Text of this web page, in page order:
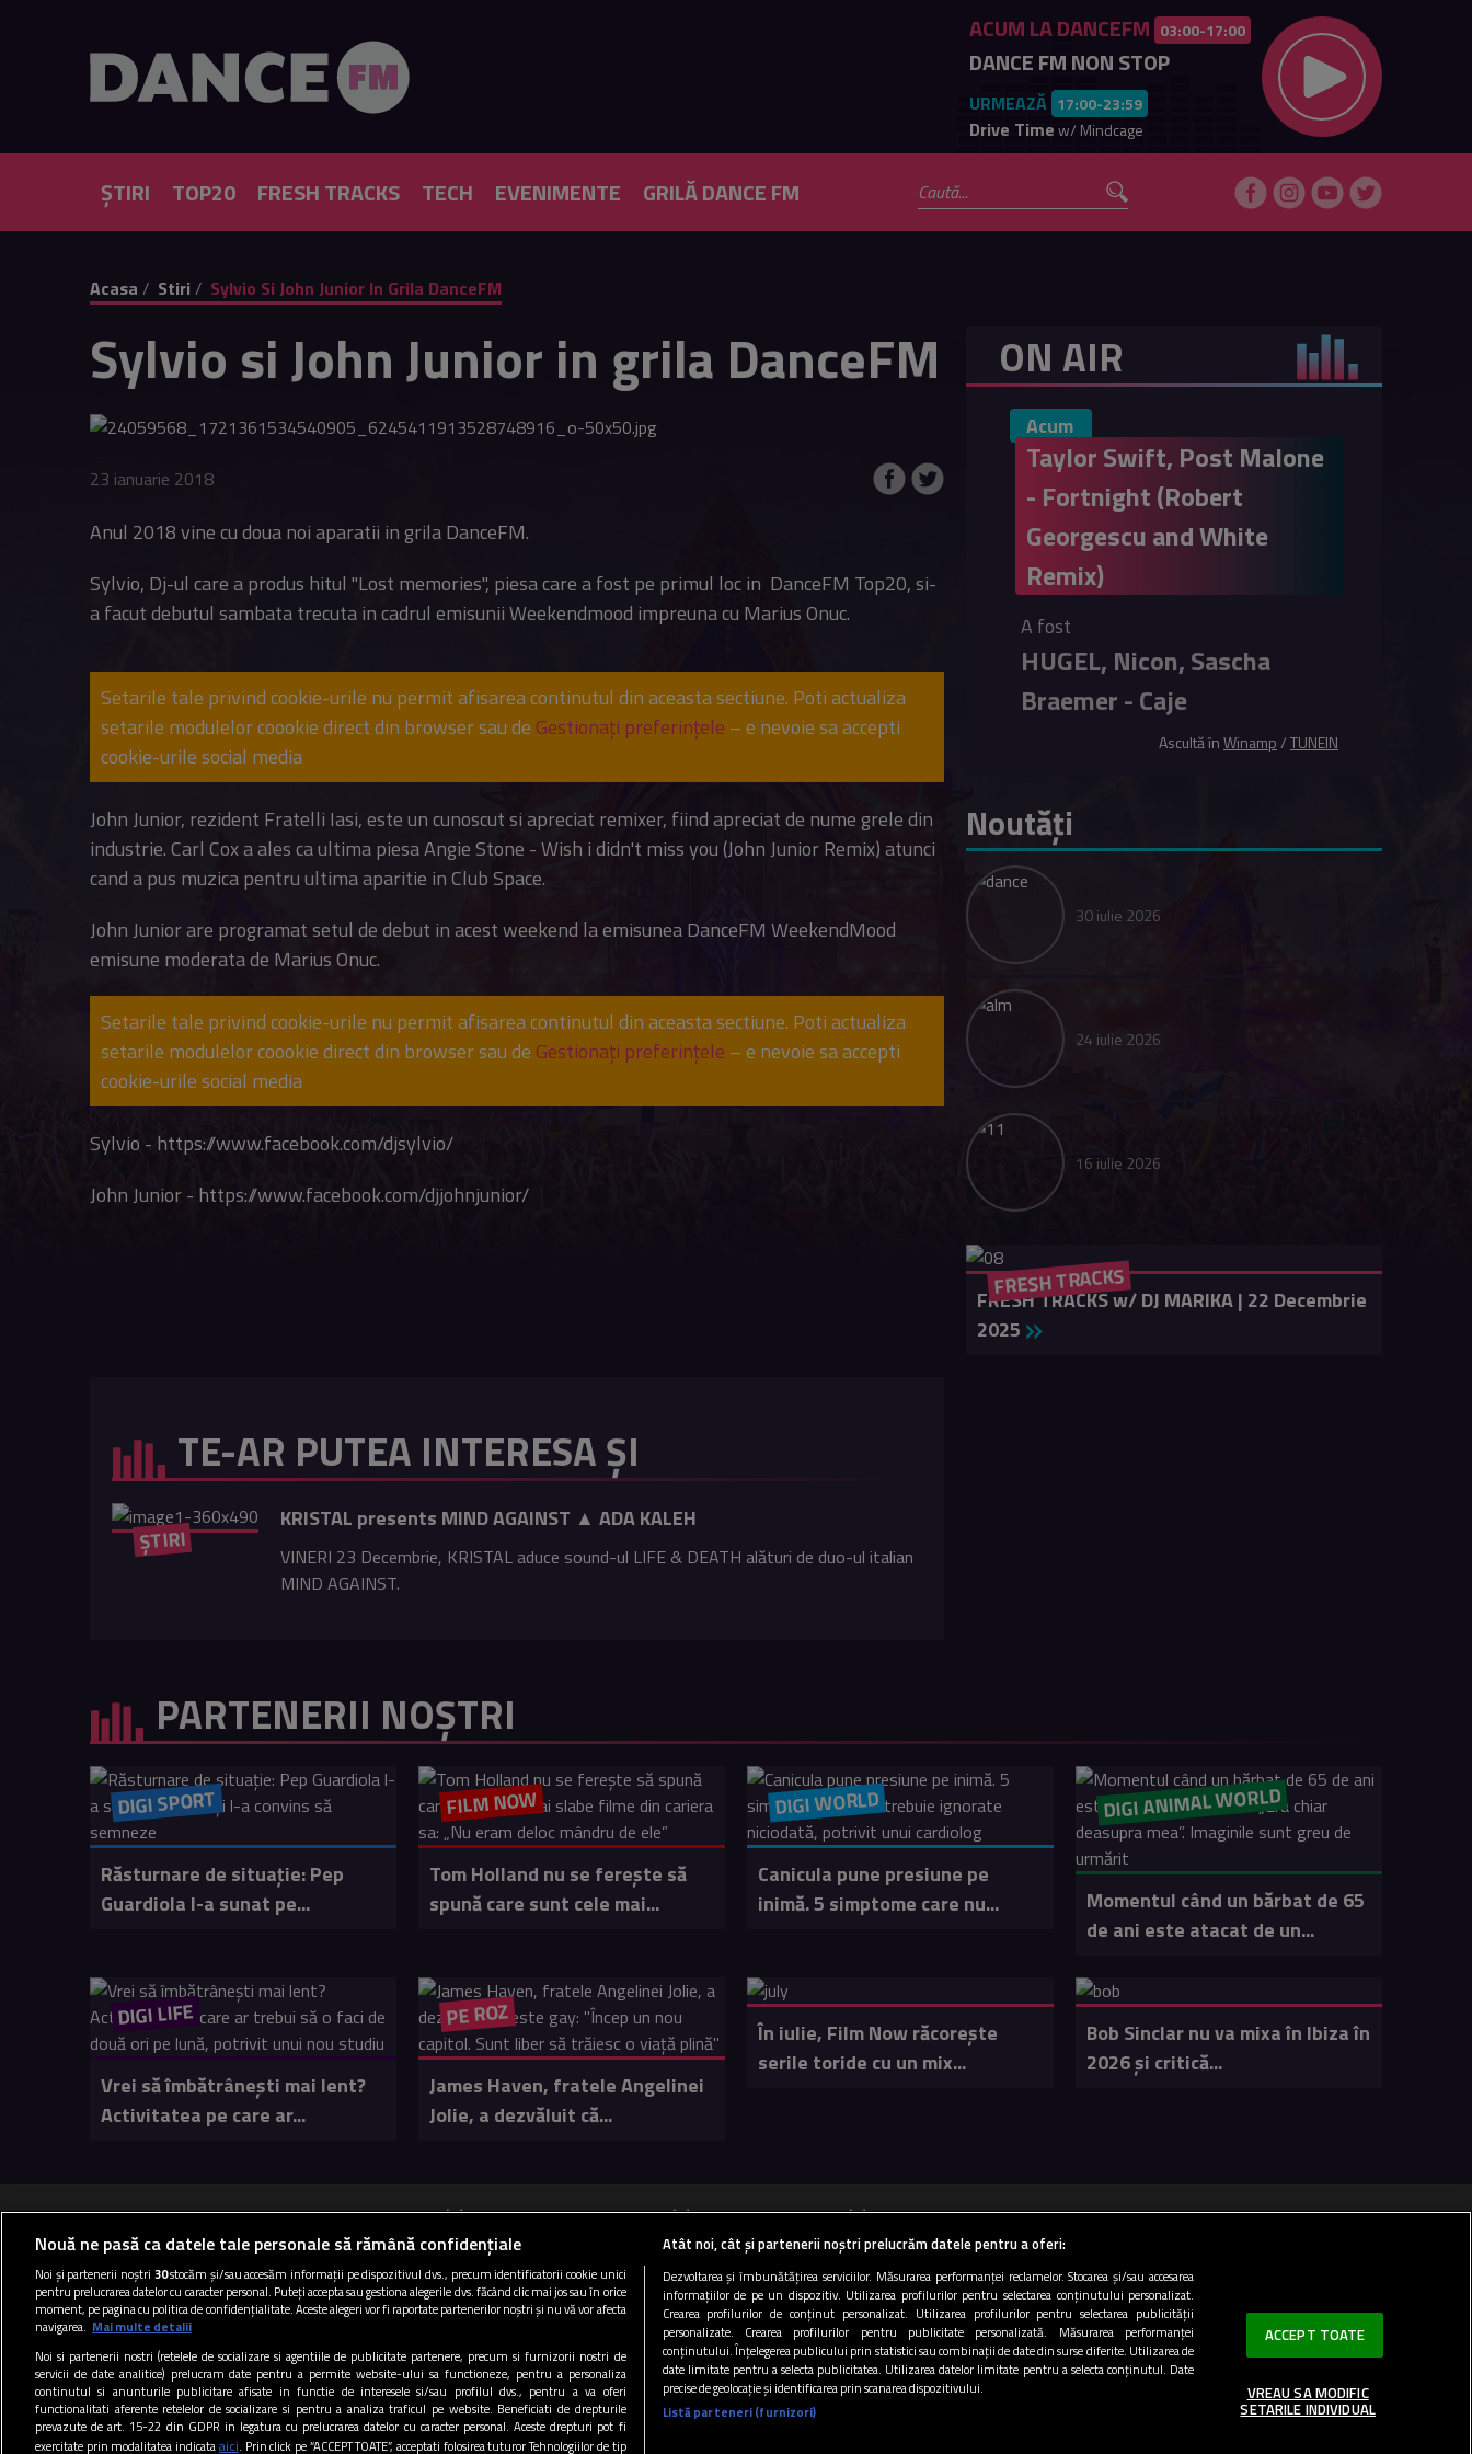
ACUM LA DANCEFM 03:00-17:00
DANCE FM NON STOP
URMEAZĂ 17:00-23:59
Drive Timew/ Mindcage
ȘTIRI TOP20 FRESH TRACKS TECH EVENIMENTE GRILĂ DANCE FM
Acasa Stiri Sylvio Si John Junior In Grila DanceFM
Sylvio si John Junior in grila DanceFM
23 ianuarie 2018
Anul 2018 vine cu doua noi aparatii in grila DanceFM.
Sylvio, Dj-ul care a produs hitul "Lost memories", piesa care a fost pe primul loc in DanceFM Top20, si-
a facut debutul sambata trecuta in cadrul emisunii Weekendmood impreuna cu Marius Onuc.
Setarile tale privind cookie-urile nu permit afisarea continutul din aceasta sectiune. Poti actualiza
setarile modulelor coookie direct din browser sau de Gestionați preferințele – e nevoie sa accepti
cookie-urile social media
John Junior, rezident Fratelli Iasi, este un cunoscut si apreciat remixer, fiind apreciat de nume grele din
industrie. Carl Cox a ales ca ultima piesa Angie Stone - Wish i didn't miss you (John Junior Remix) atunci
cand a pus muzica pentru ultima aparitie in Club Space.
John Junior are programat setul de debut in acest weekend la emisunea DanceFM WeekendMood
emisune moderata de Marius Onuc.
Setarile tale privind cookie-urile nu permit afisarea continutul din aceasta sectiune. Poti actualiza
setarile modulelor coookie direct din browser sau de Gestionați preferințele – e nevoie sa accepti
cookie-urile social media
Sylvio - https://www.facebook.com/djsylvio/
John Junior - https://www.facebook.com/djjohnjunior/
ON AIR
Acum
Taylor Swift, Post Malone
- Fortnight (Robert
Georgescu and White
Remix)
A fost
HUGEL, Nicon, Sascha
Braemer - Caje
Ascultă înWinamp/TUNEIN
Noutăți
30 iulie 2026
24 iulie 2026
16 iulie 2026
FRESH TRACKS
FRESH TRACKS w/ DJ MARIKA | 22 Decembrie
2025
TE-AR PUTEA INTERESA ȘI
ȘTIRI
KRISTAL presents MIND AGAINST ▲ ADA KALEH
VINERI 23 Decembrie, KRISTAL aduce sound-ul LIFE & DEATH alături de duo-ul italian
MIND AGAINST.
PARTENERII NOȘTRI
DIGI SPORT
Răsturnare de situație: Pep
Guardiola l-a sunat pe...
FILM NOW
Tom Holland nu se ferește să
spună care sunt cele mai...
DIGI WORLD
Canicula pune presiune pe
inimă. 5 simptome care nu...
DIGI ANIMAL WORLD
Momentul când un bărbat de 65
de ani este atacat de un...
DIGI LIFE
Vrei să îmbătrânești mai lent?
Activitatea pe care ar...
PE ROZ
James Haven, fratele Angelinei
Jolie, a dezvăluit că...
În iulie, Film Now răcorește
serile toride cu un mix...
Bob Sinclar nu va mixa în Ibiza în
2026 și critică...
București 89.5 FM Cluj 103 FM
Târgu Mureș 100 FM
Copyright © 2026 / DIGI ROMANIA S.A.
Termeni si conditii|Gestionați preferințele|Politica de confidentialitate|Arhiva Top 20
CONTACT/INFO CODUL ETIC
Urmărește-ne și pe:
Nouă ne pasă ca datele tale personale să rămână confidențiale
Noi și partenerii noștri 30stocăm și/sau accesăm informații pe dispozitivul dvs., precum identificatorii cookie unici
pentru prelucrarea datelor cu caracter personal. Puteți accepta sau gestiona alegerile dvs. făcând clic mai jos sau în orice
moment, pe pagina cu politica de confidențialitate. Aceste alegeri vor fi raportate partenerilor noștri și nu vă vor afecta
navigarea. Mai multe detalii
Noi si partenerii nostri (retelele de socializare si agentiile de publicitate partenere, precum si furnizorii nostri de
servicii de date analitice) prelucram date pentru a permite website-ului sa functioneze, pentru a personaliza
continutul si anunturile publicitare afisate in functie de interesele si/sau profilul dvs., pentru a va oferi
functionalitati aferente retelelor de socializare si pentru a analiza traficul pe website. Beneficiati de drepturile
prevazute de art. 15-22 din GDPR in legatura cu prelucrarea datelor cu caracter personal. Aceste drepturi pot fi
exercitate prin modalitatea indicataaici. Prin click pe “ACCEPT TOATE”, acceptati folosirea tuturor Tehnologiilor de tip
Atât noi, cât și partenerii noștri prelucrăm datele pentru a oferi:
Dezvoltarea și îmbunătățirea serviciilor. Măsurarea performanței reclamelor. Stocarea și/sau accesarea
informațiilor de pe un dispozitiv. Utilizarea profilurilor pentru selectarea conținutului personalizat.
Crearea profilurilor de conținut personalizat. Utilizarea profilurilor pentru selectarea publicității
personalizate. Crearea profilurilor pentru publicitate personalizată. Măsurarea performanței
conținutului. Înțelegerea publicului prin statistici sau combinații de date din surse diferite. Utilizarea de
date limitate pentru a selecta publicitatea. Utilizarea datelor limitate pentru a selecta conținutul. Date
precise de geolocație și identificarea prin scanarea dispozitivului.
Listă parteneri (furnizori)
ACCEPT TOATE
VREAU SA MODIFIC
SETARILE INDIVIDUAL